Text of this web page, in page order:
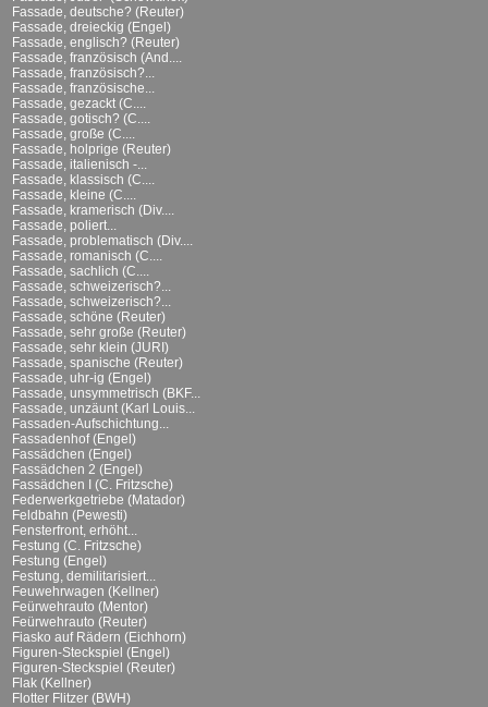
Fassade, deutsche? (Reuter)
Fassade, dreieckig (Engel)
Fassade, englisch? (Reuter)
Fassade, französisch (And....
Fassade, französisch?...
Fassade, französische...
Fassade, gezackt (C....
Fassade, gotisch? (C....
Fassade, große (C....
Fassade, holprige (Reuter)
Fassade, italienisch -...
Fassade, klassisch (C....
Fassade, kleine (C....
Fassade, kramerisch (Div....
Fassade, poliert...
Fassade, problematisch (Div....
Fassade, romanisch (C....
Fassade, sachlich (C....
Fassade, schweizerisch?...
Fassade, schweizerisch?...
Fassade, schöne (Reuter)
Fassade, sehr große (Reuter)
Fassade, sehr klein (JURI)
Fassade, spanische (Reuter)
Fassade, uhr-ig (Engel)
Fassade, unsymmetrisch (BKF...
Fassade, unzäunt (Karl Louis...
Fassaden-Aufschichtung...
Fassadenhof (Engel)
Fassädchen (Engel)
Fassädchen 2 (Engel)
Fassädchen I (C. Fritzsche)
Federwerkgetriebe (Matador)
Feldbahn (Pewesti)
Fensterfront, erhöht...
Festung (C. Fritzsche)
Festung (Engel)
Festung, demilitarisiert...
Feuwehrwagen (Kellner)
Feürwehrauto (Mentor)
Feürwehrauto (Reuter)
Fiasko auf Rädern (Eichhorn)
Figuren-Steckspiel (Engel)
Figuren-Steckspiel (Reuter)
Flak (Kellner)
Flotter Flitzer (BWH)